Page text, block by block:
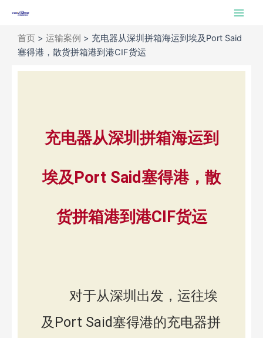
Main
首页 > 运输案例 > 充电器从深圳拼箱海运到埃及Port Said
塞得港，散货拼箱港到港CIF货运
充电器从深圳拼箱海运到
埃及Port Said塞得港，散
货拼箱港到港CIF货运
对于从深圳出发，运往埃
及Port Said塞得港的充电器拼